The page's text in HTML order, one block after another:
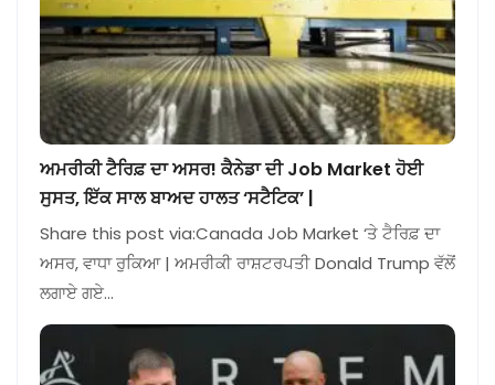
ਅਮਰੀਕੀ ਟੈਰਿਫ਼ ਦਾ ਅਸਰ! ਕੈਨੇਡਾ ਦੀ Job Market ਹੋਈ
ਸੁਸਤ, ਇੱਕ ਸਾਲ ਬਾਅਦ ਹਾਲਤ ‘ਸਟੈਟਿਕ’ |
Share this post via:Canada Job Market ‘ਤੇ ਟੈਰਿਫ਼ ਦਾ
ਅਸਰ, ਵਾਧਾ ਰੁਕਿਆ | ਅਮਰੀਕੀ ਰਾਸ਼ਟਰਪਤੀ Donald Trump ਵੱਲੋਂ
ਲਗਾਏ ਗਏ…